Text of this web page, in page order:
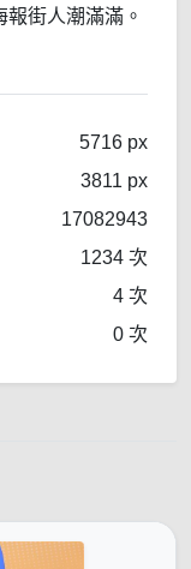
街人潮滿滿。
5716 px
3811 px
17082943
1234 次
4 次
0 次